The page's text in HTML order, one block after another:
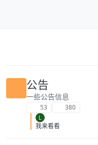
公告
一些公告信息
53 380
L
我来看看